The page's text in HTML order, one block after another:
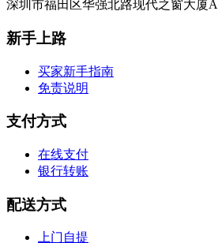
深圳市福田区华强北路现代之窗大厦A
新手上路
买家新手指南
免责说明
支付方式
在线支付
银行转账
配送方式
上门自提